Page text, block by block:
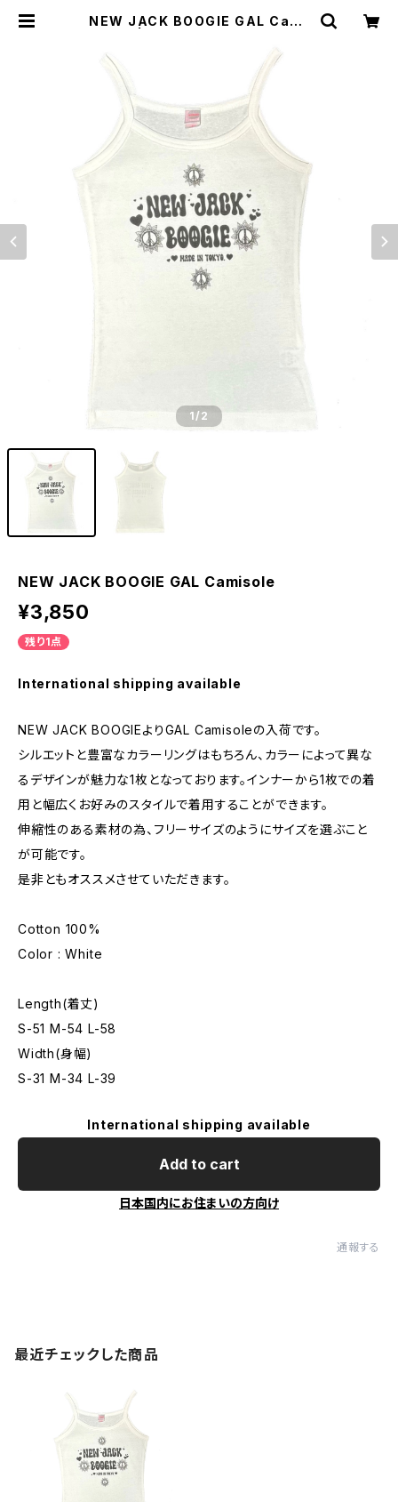
NEW JACK BOOGIE GAL Cami
1/2
NEW JACK BOOGIE GAL Camisole
¥3,850
残り1点
International shipping available
NEW JACK BOOGIEよりGAL Camisoleの入荷です。
シルエットと豊富なカラーリングはもちろん、カラーによって異な
るデザインが魅力な1枚となっております。インナーから1枚での着
用と幅広くお好みのスタイルで着用することができます。
伸縮性のある素材の為、フリーサイズのようにサイズを選ぶこと
が可能です。
是非ともオススメさせていただきます。
Cotton 100%
Color : White
Length(着丈)
S-51 M-54 L-58
Width(身幅)
S-31 M-34 L-39
International shipping available
Add to cart
日本国内にお住まいの方向け
通報する
最近チェックした商品